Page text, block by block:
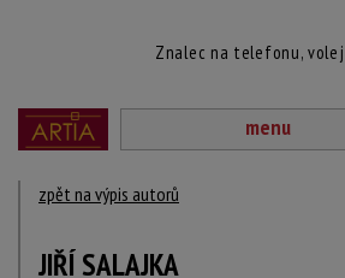
Znalec na telefonu,
menu
zpět na výpis autorů
JIŘÍ SALAJKA